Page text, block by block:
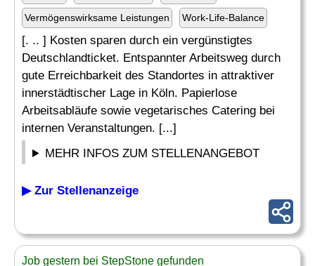
Vermögenswirksame Leistungen Work-Life-Balance
[. .. ] Kosten sparen durch ein vergünstigtes
Deutschlandticket. Entspannter Arbeitsweg durch
gute Erreichbarkeit des Standortes in attraktiver
innerstädtischer Lage in Köln. Papierlose
Arbeitsabläufe sowie vegetarisches Catering bei
internen Veranstaltungen. [...]
MEHR INFOS ZUM STELLENANGEBOT
▶ Zur Stellenanzeige
Job gestern bei StepStone gefunden